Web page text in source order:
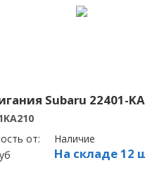
Subaru 22401-
от:
Наличие
На складе 12